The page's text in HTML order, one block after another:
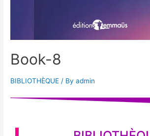
Book-8
BIBLIOTHÈQUE / Byadmin